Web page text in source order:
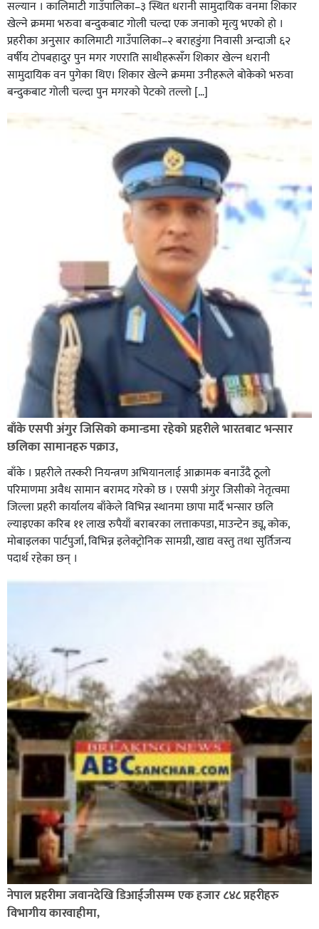
घर–घरमा मेयर बन्छु भनेर काम गर्ने जन्मेपछि नै पालिका बन्छ :
सबिन प्रियासन चौधरी
अविरल वर्षाले कालीगण्डकी नदी तटीय क्षेत्रमा रहेको पाल्पाको
पर्यटकीय स्थल रानीमहल डुबानमा,
सल्यान । कालिमाटी गाउँपालिका–३ स्थित धरानी सामुदायिक वनमा शिकार
खेल्ने क्रममा भरुवा बन्दुकबाट गोली चल्दा एक जनाको मृत्यु भएको हो ।
प्रहरीका अनुसार कालिमाटी गाउँपालिका–२ बराहडुंगा निवासी अन्दाजी ६२
वर्षीय टोपबहादुर पुन मगर गएराति साथीहरूसँग शिकार खेल्न धरानी
सामुदायिक वन पुगेका थिए। शिकार खेल्ने क्रममा उनीहरूले बोकेको भरुवा
बन्दुकबाट गोली चल्दा पुन मगरको पेटको तल्लो […]
बाँके एसपी अंगुर जिसिको कमान्डमा रहेको प्रहरीले भारतबाट भन्सार
छलिका सामानहरु पक्राउ,
बाँके । प्रहरीले तस्करी नियन्त्रण अभियानलाई आक्रामक बनाउँदै ठूलो
परिमाणमा अवैध सामान बरामद गरेको छ । एसपी अंगुर जिसीको नेतृत्वमा
जिल्ला प्रहरी कार्यालय बाँकेले विभिन्न स्थानमा छापा मार्दै भन्सार छलि
ल्याइएका करिब ११ लाख रुपैयाँ बराबरका लत्ताकपडा, माउन्टेन ड्यू, कोक,
मोबाइलका पार्टपुर्जा, विभिन्न इलेक्ट्रोनिक सामग्री, खाद्य वस्तु तथा सुर्तिजन्य
पदार्थ रहेका छन् ।
नेपाल प्रहरीमा जवानदेखि डिआईजीसम्म एक हजार ८४८ प्रहरीहरु
विभागीय कारवाहीमा,